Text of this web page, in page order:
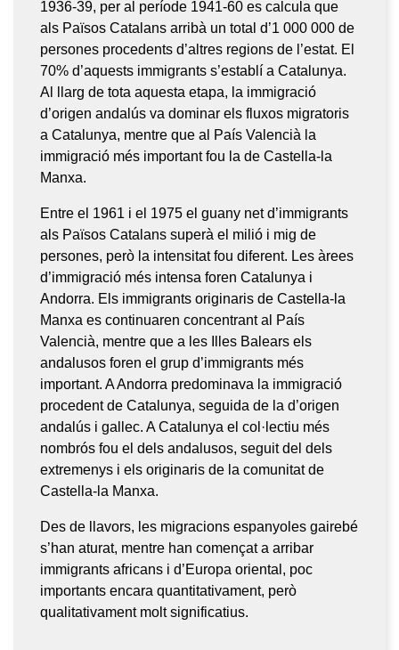
1936-39, per al període 1941-60 es calcula que
als Països Catalans arribà un total d’1 000 000 de
persones procedents d’altres regions de l’estat. El
70% d’aquests immigrants s’establí a Catalunya.
Al llarg de tota aquesta etapa, la immigració
d’origen andalús va dominar els fluxos migratoris
a Catalunya, mentre que al País Valencià la
immigració més important fou la de Castella-la
Manxa.
Entre el 1961 i el 1975 el guany net d’immigrants
als Països Catalans superà el milió i mig de
persones, però la intensitat fou diferent. Les àrees
d’immigració més intensa foren Catalunya i
Andorra. Els immigrants originaris de Castella-la
Manxa es continuaren concentrant al País
Valencià, mentre que a les Illes Balears els
andalusos foren el grup d’immigrants més
important. A Andorra predominava la immigració
procedent de Catalunya, seguida de la d’origen
andalús i gallec. A Catalunya el col·lectiu més
nombrós fou el dels andalusos, seguit del dels
extremenys i els originaris de la comunitat de
Castella-la Manxa.
Des de llavors, les migracions espanyoles gairebé
s’han aturat, mentre han començat a arribar
immigrants africans i d’Europa oriental, poc
importants encara quantitativament, però
qualitativament molt significatius.